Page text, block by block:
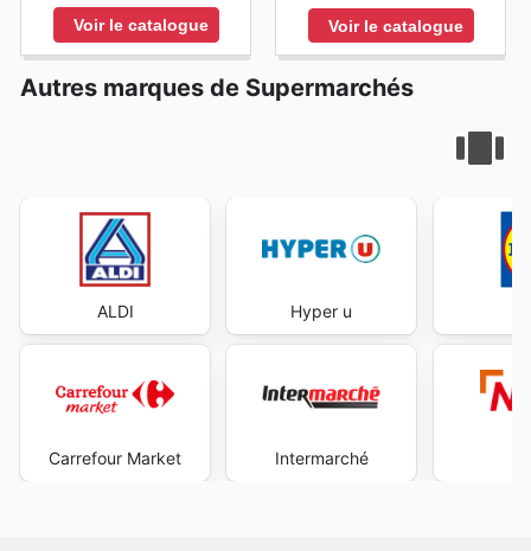
Voir le catalogue Voir le catalogue
Autres marques de Supermarchés
ALDI
Carrefour Market
Hyper u
Intermarché